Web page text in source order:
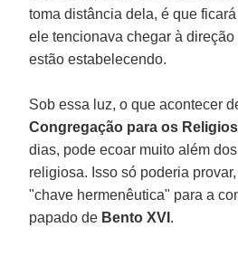
toma distância dela, é que
ele tencionava chegar à direção
estão estabelecendo.
Sob essa luz, o que acontecer
Congregação para os
dias, pode ecoar muito além
religiosa. Isso só poderia
"chave hermenêutica" para a
papado de Bento XVI .